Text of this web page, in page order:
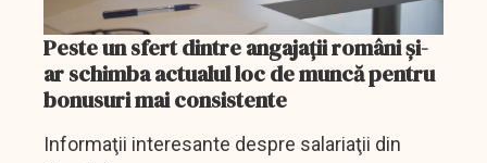
Peste un sfert dintre angajaţii români şi-
ar schimba actualul loc de muncă pentru
bonusuri mai consistente
Informaţii interesante despre salariaţii din